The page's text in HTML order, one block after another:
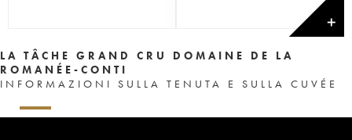
✕
LA TÂCHE GRAND CRU DOMAINE DE LA
ROMANÉE-CONTI
INFORMAZIONI SULLA TENUTA E SULLA CUVÉE